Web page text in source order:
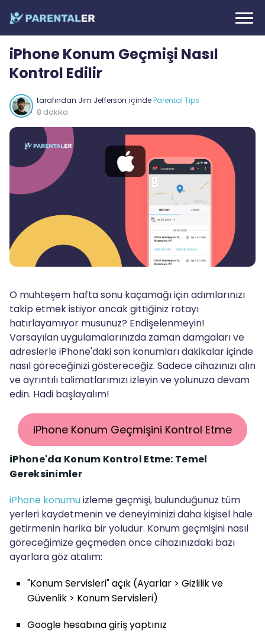
iPhone Konum Geçmişi Nasıl
Kontrol Edilir
tarafından Jim Jefferson içindeParental Tips
8 dakika
O muhteşem hafta sonu kaçamağı için adımlarınızı
takip etmek istiyor ancak gittiğiniz rotayı
hatırlayamıyor musunuz? Endişelenmeyin!
Varsayılan uygulamalarınızda zaman damgaları ve
adreslerle iPhone'daki son konumları dakikalar içinde
nasıl göreceğinizi göstereceğiz. Sadece cihazınızı alın
ve ayrıntılı talimatlarımızı izleyin ve yolunuza devam
edin. Hadi başlayalım!
iPhone Konum Geçmişini Kontrol Etme
iPhone'da Konum Kontrol Etme: Temel
Gereksinimler
iPhone konumuizleme geçmişi, bulunduğunuz tüm
yerleri kaydetmenin ve deneyiminizi daha kişisel hale
getirmenin harika bir yoludur. Konum geçmişini nasıl
göreceğimize geçmeden önce cihazınızdaki bazı
ayarlara göz atalım:
"Konum Servisleri" açık (Ayarlar > Gizlilik ve
Güvenlik > Konum Servisleri)
Google hesabına giriş yaptınız